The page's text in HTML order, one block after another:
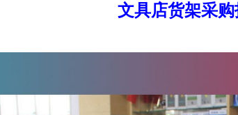
文具店货架采